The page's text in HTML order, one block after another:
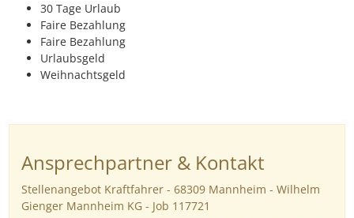
30 Tage Urlaub
Faire Bezahlung
Faire Bezahlung
Urlaubsgeld
Weihnachtsgeld
Ansprechpartner & Kontakt
Stellenangebot Kraftfahrer - 68309 Mannheim - Wilhelm
Gienger Mannheim KG - Job 117721